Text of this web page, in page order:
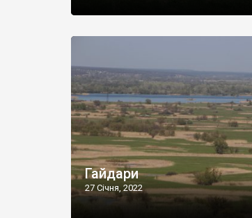
Гайдари
27 Січня, 2022